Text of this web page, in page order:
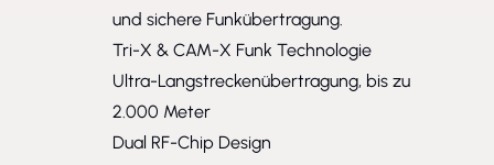
und sichere Funkübertragung.
Tri-X & CAM-X Funk Technologie
Ultra-Langstreckenübertragung, bis zu
2.000 Meter
Dual RF-Chip Design